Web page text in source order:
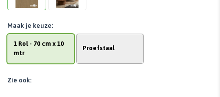
1 Rol - 70 cm x 10
mtr
Proefstaal
Maak je keuze:
Zie ook: